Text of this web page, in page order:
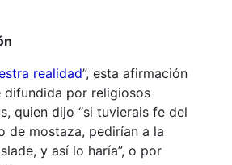
realidad”, esta afirmación
difundida por religiosos
quien dijo “si tuvierais fe del
de mostaza, pedirían a la
y así lo haría”, o por